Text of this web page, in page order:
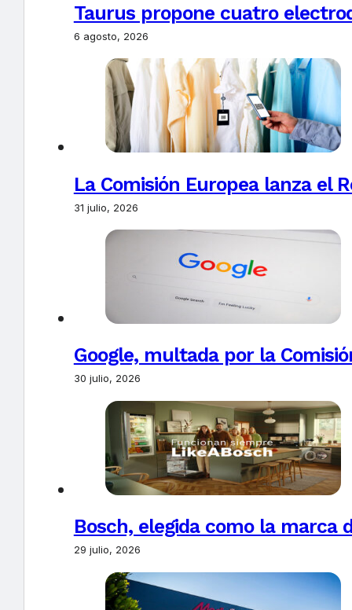
Taurus propone cuatro
6 agosto, 2026
La Comisión Europea lanza el
31 julio, 2026
Google, multada por la
30 julio, 2026
Bosch, elegida como la marca
29 julio, 2026